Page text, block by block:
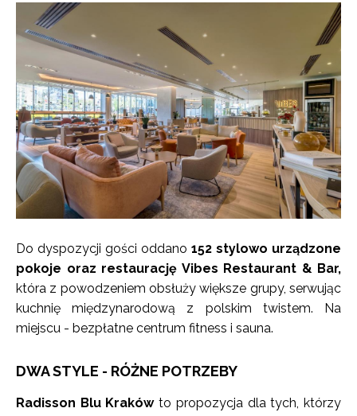
Do dyspozycji gości oddano 152 stylowo urządzone
pokoje oraz restaurację Vibes Restaurant & Bar,
która z powodzeniem obsłuży większe grupy, serwując
kuchnię międzynarodową z polskim twistem. Na
miejscu - bezpłatne centrum fitness i sauna.
DWA STYLE - RÓŻNE POTRZEBY
Radisson Blu Krakówto propozycja dla tych, którzy